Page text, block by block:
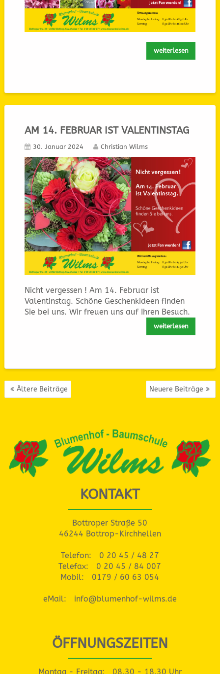
weiterlesen
AM 14. FEBRUAR IST VALENTINSTAG
30. Januar 2024 Christian Wilms
Nicht vergessen ! Am 14. Februar ist
Valentinstag. Schöne Geschenkideen finden
Sie bei uns. Wir freuen uns auf Ihren Besuch.
weiterlesen
BEITRAGSNAVIGATION
Ältere Beiträge Neuere Beiträge
KONTAKT
Bottroper Straße 50
46244 Bottrop-Kirchhellen
Telefon:
0 20 45 / 48 27
Telefax:
0 20 45 / 84 007
Mobil:
0179 / 60 63 054
eMail: info@blumenhof-wilms.de
ÖFFNUNGSZEITEN
Montag - Freitag: 08.30 - 18.30 Uhr